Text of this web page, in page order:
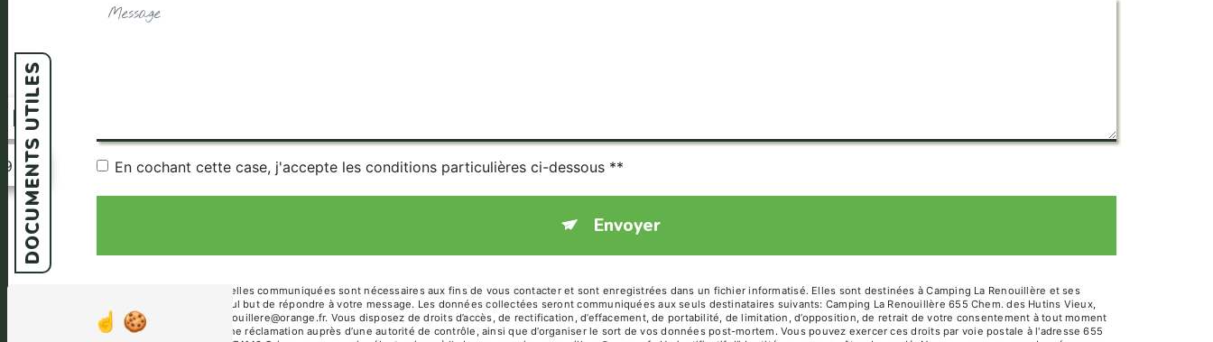
En cochant cette case, j'accepte les conditions particulières ci-dessous **
Envoyer
** Les données personnelles communiquées sont nécessaires aux fins de vous contacter et sont enregistrées dans un fichier informatisé. Elles sont destinées à Camping La Renouillère et ses
sous-traitants dans le seul but de répondre à votre message. Les données collectées seront communiquées aux seuls destinataires suivants: Camping La Renouillère 655 Chem. des Hutins Vieux,
74140 Sciez camping-renouillere@orange.fr. Vous disposez de droits d’accès, de rectification, d’effacement, de portabilité, de limitation, d’opposition, de retrait de votre consentement à tout moment
et du droit d’introduire une réclamation auprès d’une autorité de contrôle, ainsi que d’organiser le sort de vos données post-mortem. Vous pouvez exercer ces droits par voie postale à l'adresse 655
DOCUMENTS UTILES